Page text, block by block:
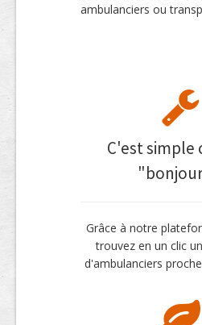
ambulanciers ou
C'est simple
Grâce à notre
trouvez en un clic
d'ambulanciers